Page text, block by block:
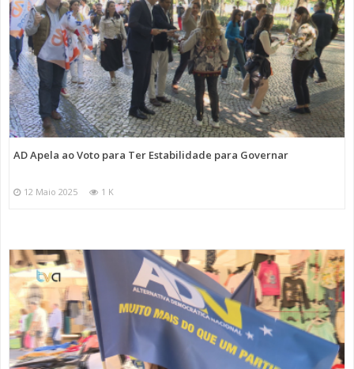
AD Apela ao Voto para Ter Estabilidade para Governar
12 Maio 2025 1 K